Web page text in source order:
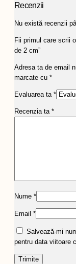
Recenzii
Nu există recenzii
Fii primul care scrii
de 2 cm”
Adresa ta de email
marcate cu *
Evaluarea ta *
Recenzia ta *
Nume *
Email *
Salvează-mi
pentru data viitoare